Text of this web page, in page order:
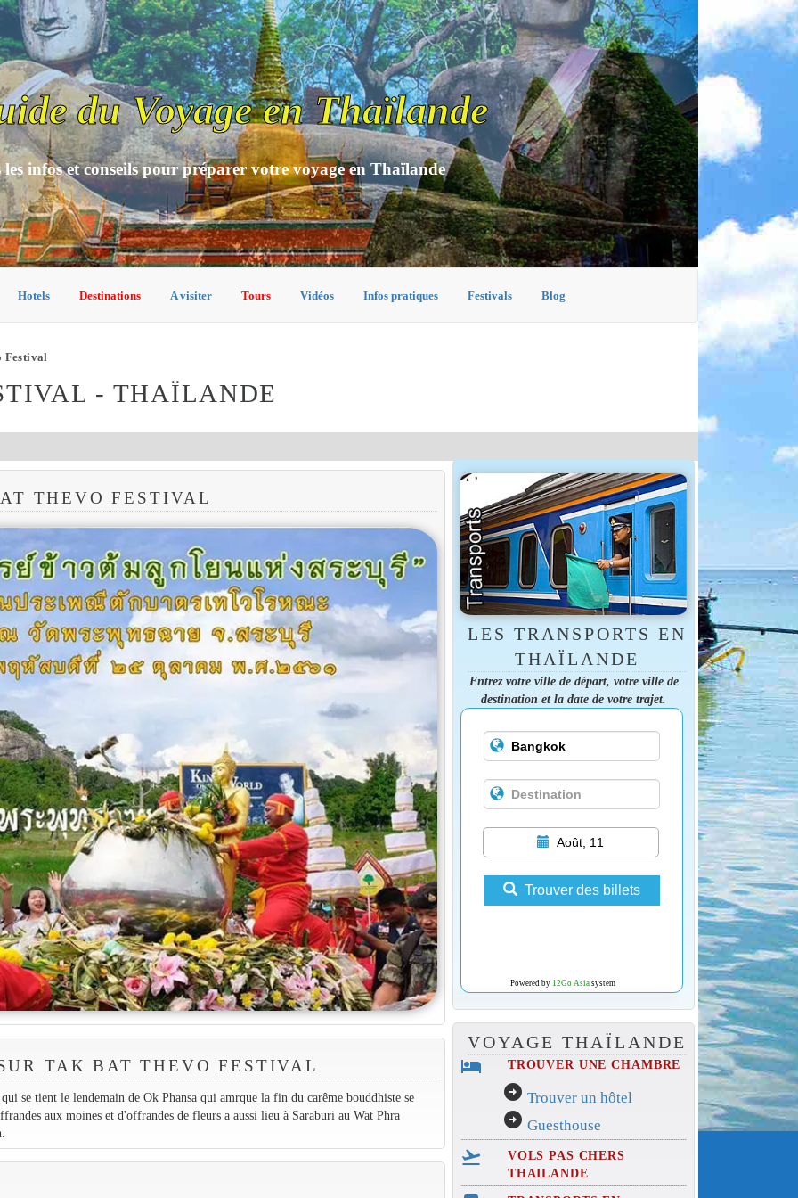
du Voyage en Thaïlande
les infos et conseils pour préparer votre voyage en Thaïlande
Hotels Destinations A visiter Tours Vidéos Infos pratiques Festivals Blog
Festival
- THAÏLANDE
THEVO FESTIVAL
TAK BAT THEVO FESTIVAL
se tient le lendemain de Ok Phansa qui amrque la fin du carême bouddhiste se
aux moines et d'offrandes de fleurs a aussi lieu à Saraburi au Wat Phra
LES TRANSPORTS EN
THAÏLANDE
Entrez votre ville de départ, votre ville de
destination et la date de votre trajet.
Août, 11
Trouver des billets
Powered by 12Go Asiasystem
VOYAGE THAÏLANDE
hotel TROUVER UNE CHAMBRE
arrow_circle_right Trouver un hôtel
arrow_circle_right Guesthouse
flight_takeoff
VOLS PAS CHERS
THAILANDE